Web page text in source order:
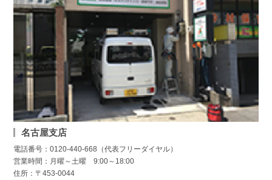
名古屋支店
電話番号：0120-440-668（代表フリーダイヤル）
営業時間：月曜～土曜 9:00～18:00
住所：〒453-0044